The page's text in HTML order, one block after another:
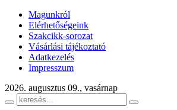
Magunkról
Elérhetőségeink
Szakcikk-sorozat
Vásárlási tájékoztató
Adatkezelés
Impresszum
2026. augusztus 09., vasárnap